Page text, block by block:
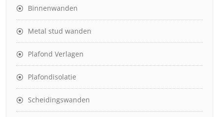
Binnenwanden
Metal stud wanden
Plafond Verlagen
Plafondisolatie
Scheidingswanden